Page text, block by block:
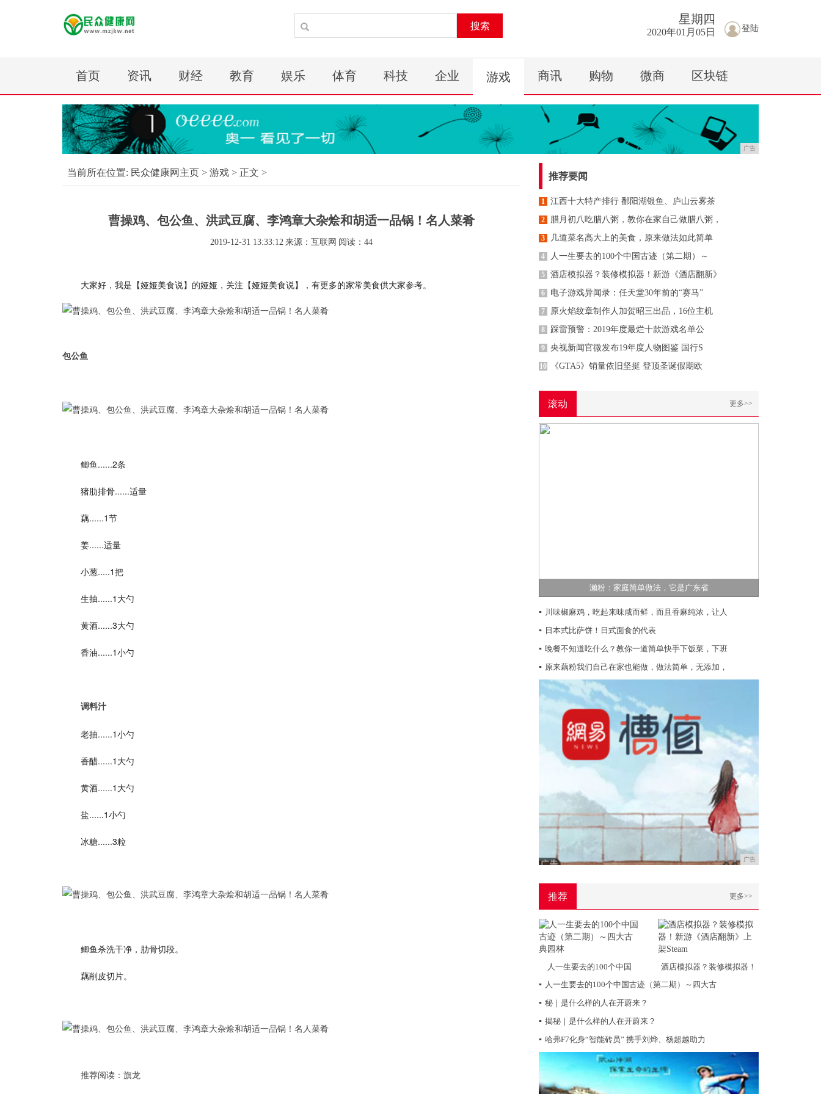
搜索 登陆
星期 四
2020年01月05日
首页 资讯 财经 教育 娱乐 体育 科技 企业 游戏 商讯 购物 微商 区块链
广告
当前所在位置: 民众健康网主页 > 游戏 > 正文 >
曹操鸡、包公鱼、洪武豆腐、李鸿章大杂烩和胡适一品锅！名人菜肴
2019-12-31 13:33:12 来源：互联网 阅读：44
大家好，我是【娅娅美食说】的娅娅，关注【娅娅美食说】，有更多的家常美食供大家参考。
包公鱼
鲫鱼......2条
猪肋排骨......适量
藕......1节
姜......适量
小葱.....1把
生抽......1大勺
黄酒......3大勺
香油......1小勺
调料汁
老抽......1小勺
香醋......1大勺
黄酒......1大勺
盐......1小勺
冰糖......3粒
鲫鱼杀洗干净，肋骨切段。
藕削皮切片。
推荐阅读： 旗龙
推荐要闻
1 江西十大特产排行 鄱阳湖银鱼、庐山云雾茶
2 腊月初八吃腊八粥，教你在家自己做腊八粥，
3 几道菜名高大上的美食，原来做法如此简单
4 人一生要去的100个中国古迹（第二期）～
5 酒店模拟器？装修模拟器！新游《酒店翻新》
6 电子游戏异闻录：任天堂30年前的“赛马”
7 原火焰纹章制作人加贺昭三出品，16位主机
8 踩雷预警：2019年度最烂十款游戏名单公
9 央视新闻官微发布19年度人物图鉴 国行S
10 《GTA5》销量依旧坚挺 登顶圣诞假期欧
滚动 更多>>
濑粉：家庭简单做法，它是广东省
▪ 川味椒麻鸡，吃起来味咸而鲜，而且香麻纯浓，让人
▪ 日本式比萨饼！日式面食的代表
▪ 晚餐不知道吃什么？教你一道简单快手下饭菜，下班
▪ 原来藕粉我们自己在家也能做，做法简单，无添加，
广告
推荐 更多>>
人一生要去的100个中国
酒店模拟器？装修模拟器！
▪ 人一生要去的100个中国古迹（第二期）～四大古
▪ 秘｜是什么样的人在开蔚来？
▪ 揭秘｜是什么样的人在开蔚来？
▪ 哈弗F7化身“智能砖员” 携手刘烨、杨超越助力